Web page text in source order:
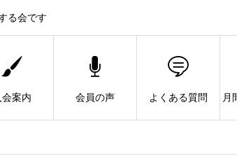
る会です
会案内 会員の声 よくある質問 月